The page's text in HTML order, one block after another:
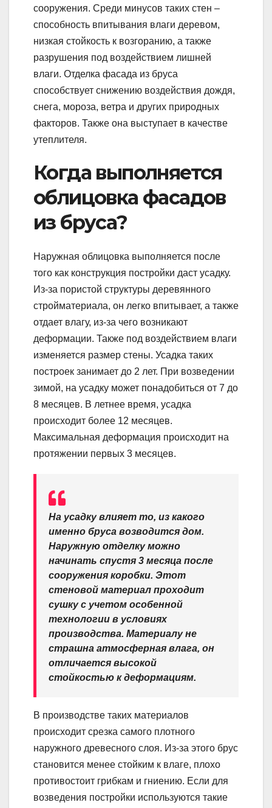
сооружения. Среди минусов таких стен –
способность впитывания влаги деревом,
низкая стойкость к возгоранию, а также
разрушения под воздействием лишней
влаги. Отделка фасада из бруса
способствует снижению воздействия дождя,
снега, мороза, ветра и других природных
факторов. Также она выступает в качестве
утеплителя.
Когда выполняется
облицовка фасадов
из бруса?
Наружная облицовка выполняется после
того как конструкция постройки даст усадку.
Из-за пористой структуры деревянного
стройматериала, он легко впитывает, а также
отдает влагу, из-за чего возникают
деформации. Также под воздействием влаги
изменяется размер стены. Усадка таких
построек занимает до 2 лет. При возведении
зимой, на усадку может понадобиться от 7 до
8 месяцев. В летнее время, усадка
происходит более 12 месяцев.
Максимальная деформация происходит на
протяжении первых 3 месяцев.
На усадку влияет то, из какого
именно бруса возводится дом.
Наружную отделку можно
начинать спустя 3 месяца после
сооружения коробки. Этот
стеновой материал проходит
сушку с учетом особенной
технологии в условиях
производства. Материалу не
страшна атмосферная влага, он
отличается высокой
стойкостью к деформациям.
В производстве таких материалов
происходит срезка самого плотного
наружного древесного слоя. Из-за этого брус
становится менее стойким к влаге, плохо
противостоит грибкам и гниению. Если для
возведения постройки используются такие